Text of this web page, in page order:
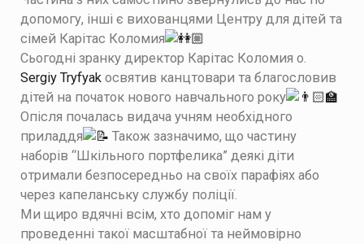
допомогу, інші є вихованцями Центру для дітей та
сімей Карітас Коломия
Сьогодні зранку директор Карітас Коломия о.
Sergiy Tryfyak освятив канцтовари та благословив
дітей на початок нового навчального року
Опісля почалась видача учням необхідного
приладдя
Також зазначимо, що частину
наборів “Шкільного портфелика” деякі діти
отримали безпосередньо на своїх парафіях або
через капеланську службу поліції.
Ми щиро вдячні всім, хто допоміг нам у
проведенні такої масштабної та неймовірно